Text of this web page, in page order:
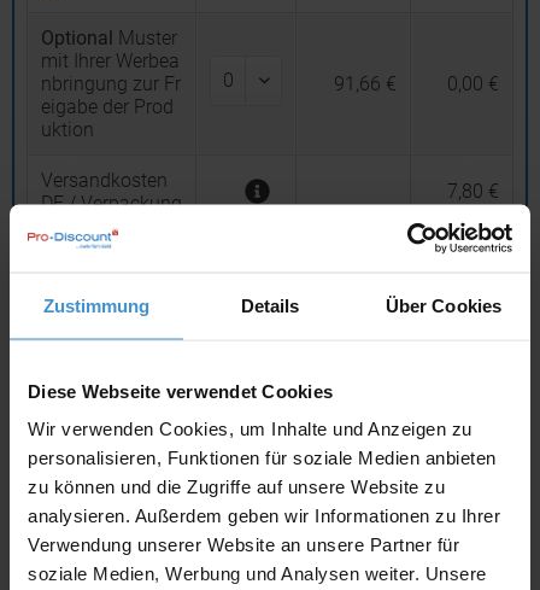
Zustimmung Details Über Cookies
Diese Webseite verwendet Cookies
Wir verwenden Cookies, um Inhalte und Anzeigen zu
personalisieren, Funktionen für soziale Medien anbieten
zu können und die Zugriffe auf unsere Website zu
analysieren. Außerdem geben wir Informationen zu Ihrer
Verwendung unserer Website an unsere Partner für
soziale Medien, Werbung und Analysen weiter. Unsere
Optional Muster
mit Ihrer Werbea
nbringung zur Fr
eigabe der Prod
uktion
91,66 € 0,00 €
Versandkosten
DE / Verpackung
7,80 €
Gesamtsumme
(brutto)
inklusive 19 % MwS
Privatkunden
In den Warenkorb